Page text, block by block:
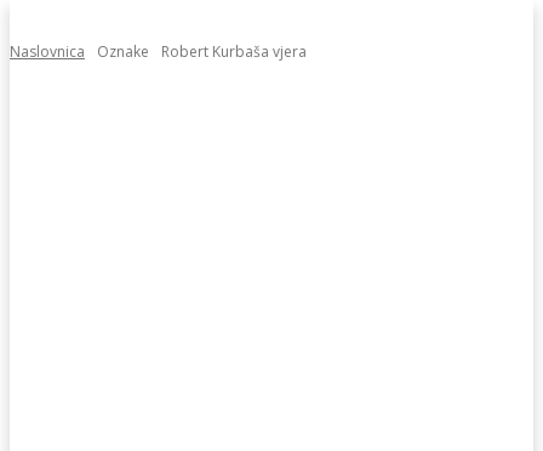
Naslovnica Oznake Robert Kurbaša vjera